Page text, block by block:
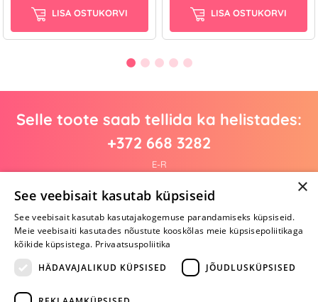
LISA OSTUKORVI LISA OSTUKORVI
Selle toote saab tellida ka helistades:
+372 668 3282
E-R
Arvustusi veel pole
Ole esimene!
Kirjuta arvustus ja SAA KINGITUS!
×
See veebisait kasutab küpsiseid
See veebisait kasutab kasutajakogemuse parandamiseks küpsiseid.
Meie veebisaiti kasutades nõustute kooskõlas meie küpsisepoliitikaga
kõikide küpsistega. Privaatsuspoliitika
HÄDAVAJALIKUD KÜPSISED
JÕUDLUSKÜPSISED